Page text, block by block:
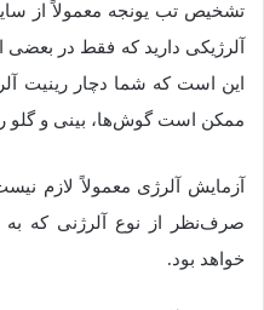
تشخیص تب یونجه معمولاً از
آلرژیکی دارید که فقط در
این است که شما دچار رینیت
ممکن است گوش‌ها، بینی و گلو
آزمایش آلرژی معمولاً لازم
صرف‌نظر از نوع آلرژنی که
خواهد بود.